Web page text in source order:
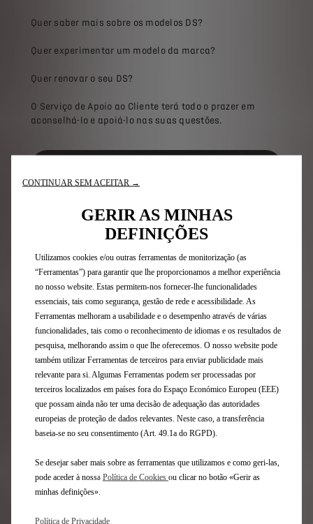
Quer saber mais sobre os modelos DS?
Quer experimentar um modelo da marca?
Quer renovar o seu DS?
O Serviço de Apoio ao Cliente terá todo o prazer em
aconselhá-lo e apoiá-lo nas suas questões.
Inscreva-se na nossa newsletter
Gama DS
Veículos elétricos
Veículos híbridos plug-in
SUV
Berlinas
Edições Limitadas DS
Links Úteis
Peça uma Proposta
Marque um Test Drive
Pontos de Venda
CONTINUAR SEM ACEITAR →
GERIR AS MINHAS
DEFINIÇÕES
Utilizamos cookies e/ou outras ferramentas de monitorização (as
“Ferramentas”) para garantir que lhe proporcionamos a melhor experiência
no nosso website. Estas permitem-nos fornecer-lhe funcionalidades
essenciais, tais como segurança, gestão de rede e acessibilidade. As
Ferramentas melhoram a usabilidade e o desempenho através de várias
funcionalidades, tais como o reconhecimento de idiomas e os resultados de
pesquisa, melhorando assim o que lhe oferecemos. O nosso website pode
também utilizar Ferramentas de terceiros para enviar publicidade mais
relevante para si. Algumas Ferramentas podem ser processadas por
terceiros localizados em países fora do Espaço Económico Europeu (EEE)
que possam ainda não ter uma decisão de adequação das autoridades
europeias de proteção de dados relevantes. Neste caso, a transferência
baseia-se no seu consentimento (Art. 49.1a do RGPD).
Se desejar saber mais sobre as ferramentas que utilizamos e como geri-las,
pode aceder à nossa Política de Cookies ou clicar no botão «Gerir as
minhas definições».
Política de Privacidade